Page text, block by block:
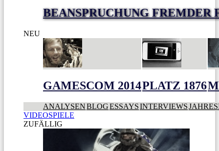
BEANSPRUCHUNG FREMDER
NEU
GAMESCOM 2014PLATZ 1876
ANALYSENBLOGESSAYSINTERVIEWS
VIDEOSPIELE
ZUFÄLLIG